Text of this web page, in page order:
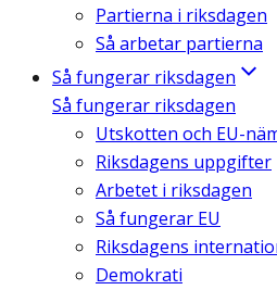
Partierna i riksdagen
Så arbetar partierna
Så fungerar riksdagen
Så fungerar riksdagen
Utskotten och EU-
Riksdagens uppgifter
Arbetet i riksdagen
Så fungerar EU
Riksdagens
Demokrati